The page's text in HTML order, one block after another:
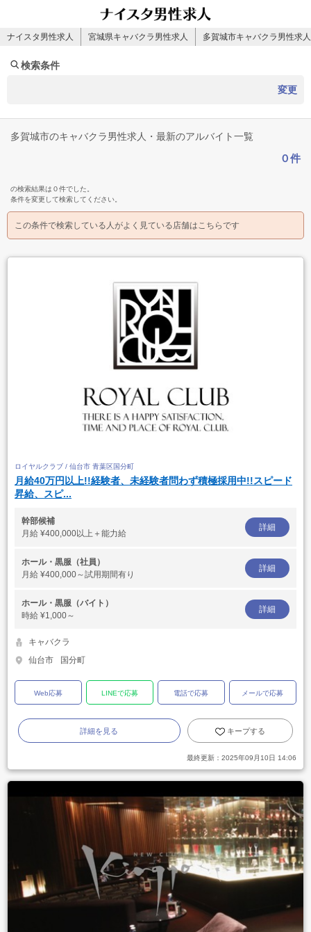
ナイスタ男性求人 宮城県キャバクラ男性求人 多賀城市キャバクラ男性求人
検索条件
変更
多賀城市のキャバクラ男性求人・最新のアルバイト一覧
０件
の検索結果は０件でした。
条件を変更して検索してください。
この条件で検索している人がよく見ている店舗はこちらです
ロイヤルクラブ / 仙台市 青葉区国分町
月給40万円以上!!経験者、未経験者問わず積極採用中!!スピード
昇給、スピ...
幹部候補
月給 ¥400,000以上＋能力給
詳細
ホール・黒服（社員）
月給 ¥400,000～試用期間有り
詳細
ホール・黒服（バイト）
時給 ¥1,000～
詳細
キャバクラ
仙台市
国分町
Web応募 LINEで応募 電話で応募 メールで応募
詳細を見る キープする
最終更新： 2025年09月10日 14:06